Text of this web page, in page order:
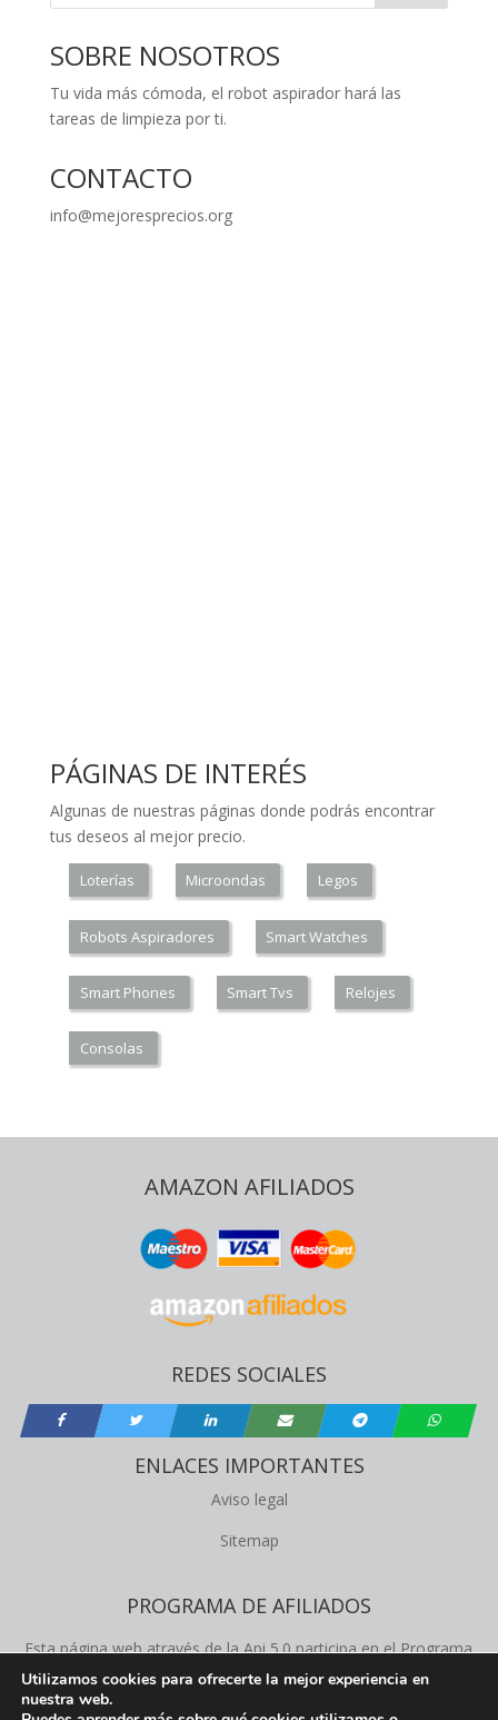
SOBRE NOSOTROS
Tu vida más cómoda, el robot aspirador hará las
tareas de limpieza por ti.
CONTACTO
info@mejoresprecios.org
PÁGINAS DE INTERÉS
Algunas de nuestras páginas donde podrás encontrar
tus deseos al mejor precio.
Loterías Microondas Legos
Robots Aspiradores Smart Watches
Smart Phones Smart Tvs Relojes
Consolas
AMAZON AFILIADOS
REDES SOCIALES
ENLACES IMPORTANTES
Aviso legal
Sitemap
PROGRAMA DE AFILIADOS
Esta página web através de la Api 5.0 participa en el Programa
de Afiliados de Amazon Product Advertising, este programa
permite a los propietários de la web obtener comisiones de
Utilizamos cookies para ofrecerte la mejor experiencia en
nuestra web.